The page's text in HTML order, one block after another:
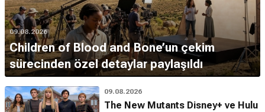
09.08.2026
Children of Blood and Bone’un çekim
sürecinden özel detaylar paylaşıldı
09.08.2026
The New Mutants Disney+ ve Hulu